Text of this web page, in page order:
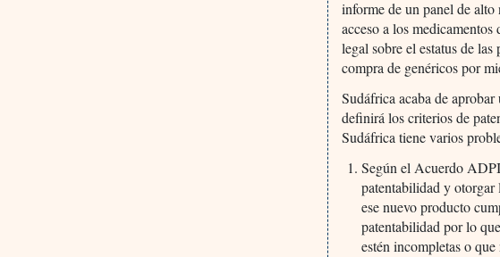
informe de un panel de
acceso a los
legal sobre el estatus de
compra de genéricos por
Sudáfrica acaba de
definirá los criterios de
Sudáfrica tiene varios
Según el Acuerdo
patentabilidad y otorgar
ese nuevo producto
patentabilidad por lo
estén incompletas o